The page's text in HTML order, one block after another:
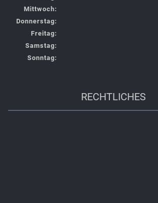
Mittwoch:
Donnerstag:
Freitag:
Samstag:
Sonntag:
RECHTLICHES